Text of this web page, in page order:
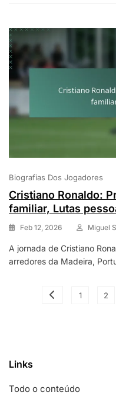
Biografias Dos Jogadores
Cristiano Ronaldo:
familiar, Lutas
Feb 12, 2026 Miguel
A jornada de Cristiano
arredores da Madeira,
Page
1 Page
2
Links
Todo o conteúdo